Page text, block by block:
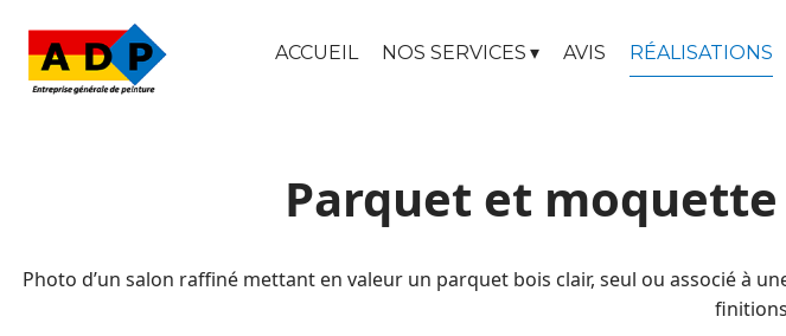
ACCUEIL NOS SERVICES AVIS RÉALISATIONS
Parquet et
Photo d’un salon raffiné mettant en valeur un parquet bois clair, seul ou associé à